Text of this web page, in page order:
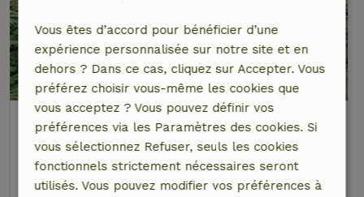
Maison nature à Oignies-en-Thiérache
Namur, Belgique
8,5/10
4 personnes2 Chambres à coucher
Vous êtes d’accord pour bénéficier d’une
expérience personnalisée sur notre site et en
dehors ? Dans ce cas, cliquez sur Accepter. Vous
préférez choisir vous-même les cookies que
vous acceptez ? Vous pouvez définir vos
préférences via les Paramètres des cookies. Si
vous sélectionnez Refuser, seuls les cookies
fonctionnels strictement nécessaires seront
utilisés. Vous pouvez modifier vos préférences à